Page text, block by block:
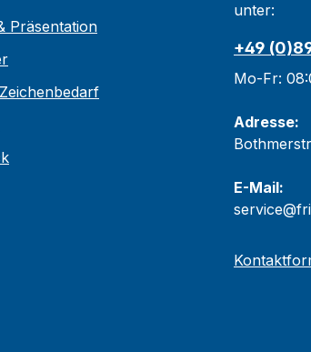
Präsentation
unter:
+49
Mo-Fr:
Adresse:
E-Mail: